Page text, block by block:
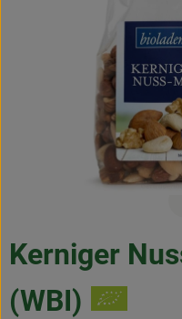
Natukostwaren
Tiernahrung
So geht’s
Über uns
Kerniger
(WBI)